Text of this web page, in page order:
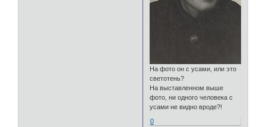
На фото он с усами, или это
светотень?
На выставленном выше
фото, ни одного человека с
усами не видно вроде?!
0